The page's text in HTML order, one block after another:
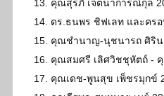
13. คุณสุรภี เจตนาการณ์กุล
14. ดร.ธนพร ชิฟเลท และคร
15. คุณชำนาญ-นุชนารถ ศิริน
16. คุณสมศรี เลิศวิชชุหัตถ์ -
17. คุณเดช-พูนสุข เพ็ชรมุกข์